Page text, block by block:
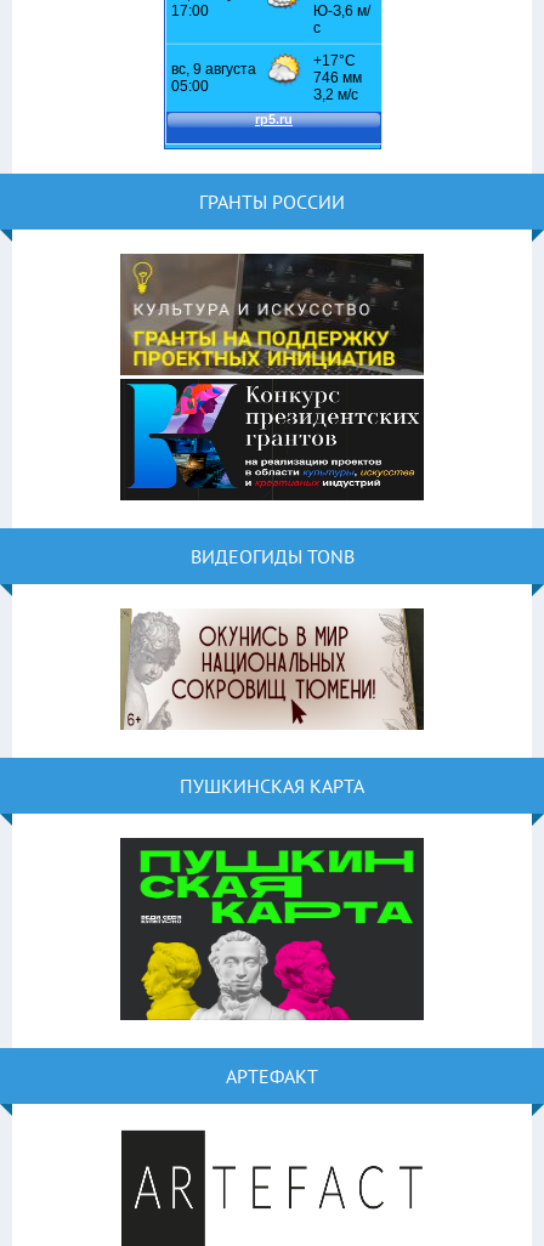
ГРАНТЫ РОССИИ
ВИДЕОГИДЫ TONB
ПУШКИНСКАЯ КАРТА
АРТЕФАКТ